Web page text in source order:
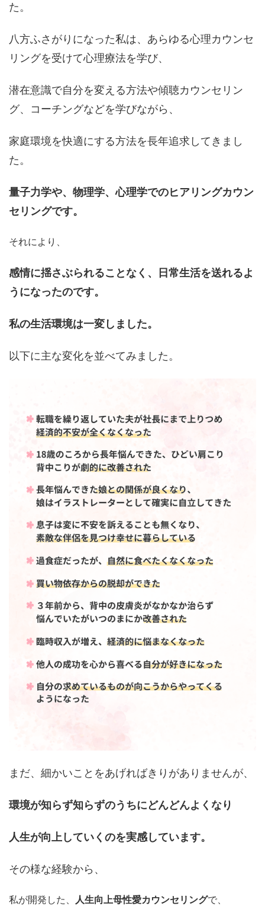
た。
八方ふさがりになった私は、あらゆる心理カウンセ
リングを受けて心理療法を学び、
潜在意識で自分を変える方法や傾聴カウンセリン
グ、コーチングなどを学びながら、
家庭環境を快適にする方法を長年追求してきまし
た。
量子力学や、物理学、心理学でのヒアリングカウン
セリングです。
それにより、
感情に揺さぶられることなく、日常生活を送れるよ
うになったのです。
私の生活環境は一変しました。
以下に主な変化を並べてみました。
まだ、細かいことをあげればきりがありませんが、
環境が知らず知らずのうちにどんどんよくなり
人生が向上していくのを実感しています。
その様な経験から、
私が開発した、 人生向上母性愛カウンセリングで、